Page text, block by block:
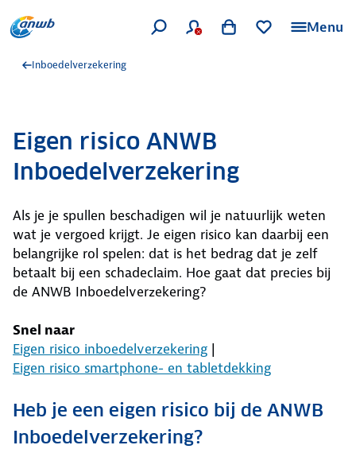
Menu
Inboedelverzekering
Eigen risico ANWB
Inboedelverzekering
Als je je spullen beschadigen wil je natuurlijk weten
wat je vergoed krijgt. Je eigen risico kan daarbij een
belangrijke rol spelen: dat is het bedrag dat je zelf
betaalt bij een schadeclaim. Hoe gaat dat precies bij
de ANWB Inboedelverzekering?
Snel naar
Eigen risico inboedelverzekering |
Eigen risico smartphone- en tabletdekking
Heb je een eigen risico bij de ANWB
Inboedelverzekering?